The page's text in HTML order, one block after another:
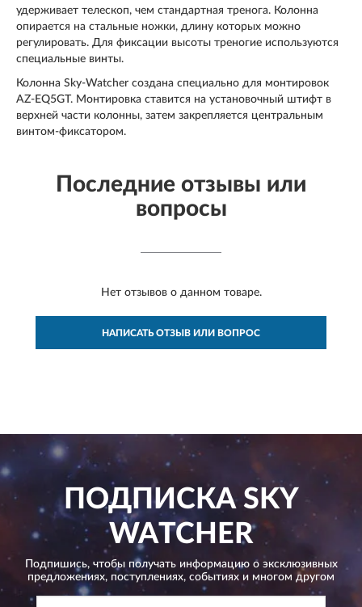
удерживает телескоп, чем стандартная тренога. Колонна
опирается на стальные ножки, длину которых можно
регулировать. Для фиксации высоты треногие используются
специальные винты.
Колонна Sky-Watcher создана специально для монтировок
AZ-EQ5GT. Монтировка ставится на установочный штифт в
верхней части колонны, затем закрепляется центральным
винтом-фиксатором.
Последние отзывы или
вопросы
Нет отзывов о данном товаре.
НАПИСАТЬ ОТЗЫВ ИЛИ ВОПРОС
ПОДПИСКАSKY
WATCHER
Подпишись, чтобы получать информацию о эксклюзивных
предложениях, поступлениях, событиях и многом другом